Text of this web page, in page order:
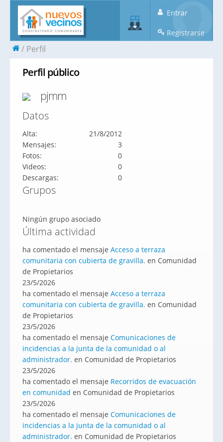
Entrar
Registrarse
Perfil
Perfil público
pjmm
Datos
Alta:
21/8/2012
Mensajes:
3
Fotos:
0
Videos:
0
Descargas:
0
Grupos
Ningún grupo asociado
Última actividad
ha comentado el mensaje Acceso a terraza
comunitaria con cubierta de gravilla. en Comunidad
de Propietarios
23/5/2026
ha comentado el mensaje Acceso a terraza
comunitaria con cubierta de gravilla. en Comunidad
de Propietarios
23/5/2026
ha comentado el mensaje Comunicaciones de
incidencias a la junta de la comunidad o al
administrador. en Comunidad de Propietarios
23/5/2026
ha comentado el mensaje Recorridos de evacuación
en comunidad en Comunidad de Propietarios
23/5/2026
ha comentado el mensaje Comunicaciones de
incidencias a la junta de la comunidad o al
administrador. en Comunidad de Propietarios